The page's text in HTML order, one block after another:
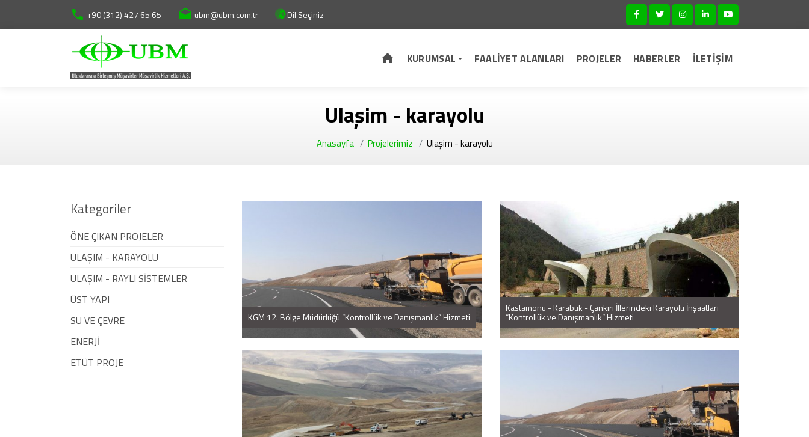
+90 (312) 427 65 65 ubm@ubm.com.tr Dil Seçiniz
KURUMSAL FAALİYET ALANLARI PROJELER HABERLER İLETİŞİM
Ulaşim - karayolu
Anasayfa Projelerimiz Ulaşim - karayolu
Kategoriler
ÖNE ÇIKAN PROJELER
ULAŞIM - KARAYOLU
ULAŞIM - RAYLI SİSTEMLER
ÜST YAPI
SU VE ÇEVRE
ENERJİ
ETÜT PROJE
KGM 12. Bölge Müdürlüğü “Kontrollük ve Danışmanlık” Hizmeti
Kastamonu - Karabük - Çankırı İllerindeki Karayolu İnşaatları
“Kontrollük ve Danışmanlık” Hizmeti